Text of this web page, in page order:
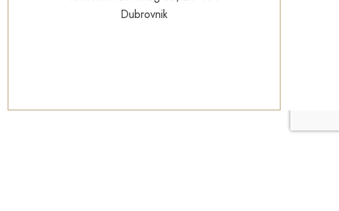
Dubrovnik